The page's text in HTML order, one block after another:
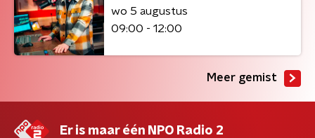
wo 5 augustus
09:00 - 12:00
Meer gemist
Er is maar één NPO Radio 2